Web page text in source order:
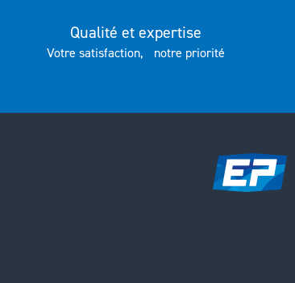
Qualité et expertise
Votre satisfaction, notre priorité